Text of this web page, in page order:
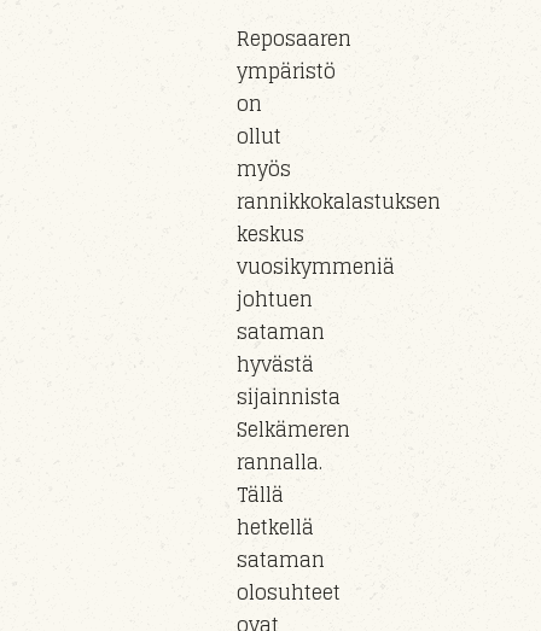
Reposaaren
ympäristö
on
ollut
myös
rannikkokalastuksen
keskus
vuosikymmeniä
johtuen
sataman
hyvästä
sijainnista
Selkämeren
rannalla.
Tällä
hetkellä
sataman
olosuhteet